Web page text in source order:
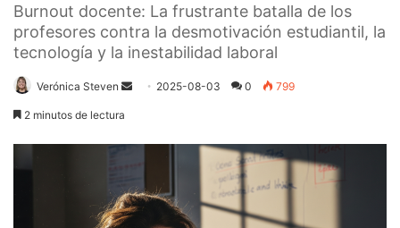
Burnout docente: La frustrante batalla de los
profesores contra la desmotivación estudiantil, la
tecnología y la inestabilidad laboral
Verónica Steven
Send 2025-08-03 0 799
2 minutos de lectura